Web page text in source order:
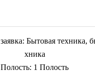
заявка: Бытовая техника,
хника
Полость: 1 Полость